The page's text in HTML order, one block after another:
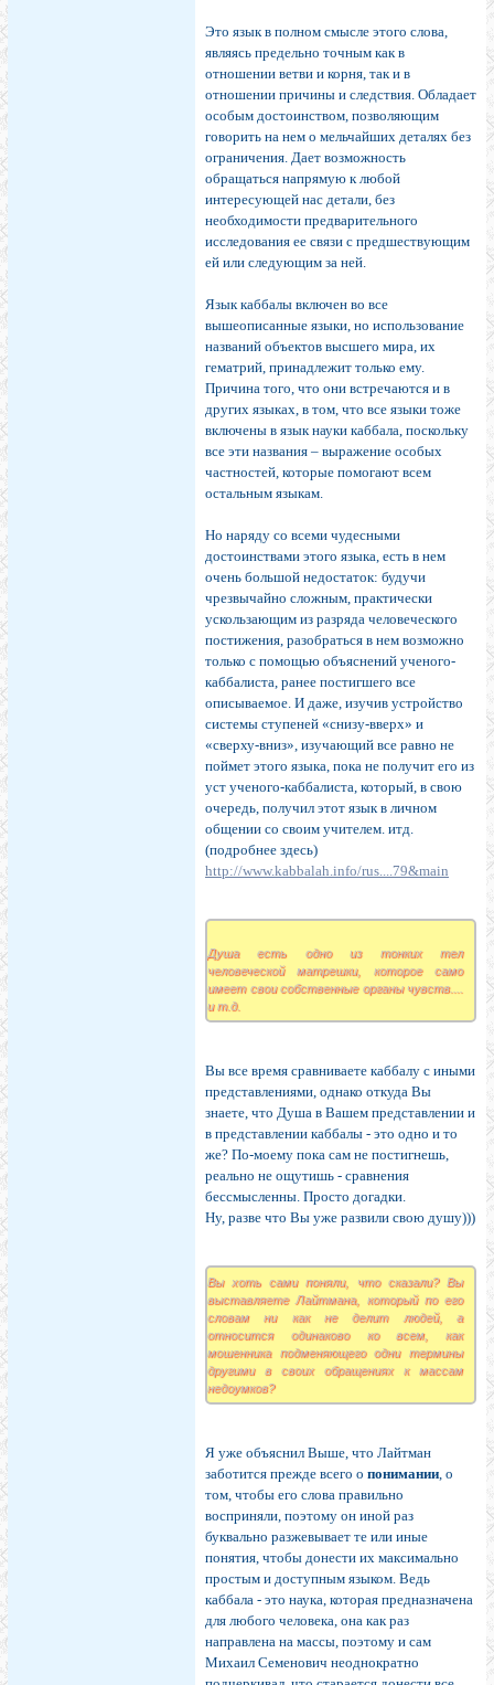
Это язык в полном смысле этого слова,
являясь предельно точным как в
отношении ветви и корня, так и в
отношении причины и следствия. Обладает
особым достоинством, позволяющим
говорить на нем о мельчайших деталях без
ограничения. Дает возможность
обращаться напрямую к любой
интересующей нас детали, без
необходимости предварительного
исследования ее связи с предшествующим
ей или следующим за ней.
Язык каббалы включен во все
вышеописанные языки, но использование
названий объектов высшего мира, их
гематрий, принадлежит только ему.
Причина того, что они встречаются и в
других языках, в том, что все языки тоже
включены в язык науки каббала, поскольку
все эти названия – выражение особых
частностей, которые помогают всем
остальным языкам.
Но наряду со всеми чудесными
достоинствами этого языка, есть в нем
очень большой недостаток: будучи
чрезвычайно сложным, практически
ускользающим из разряда человеческого
постижения, разобраться в нем возможно
только с помощью объяснений ученого-
каббалиста, ранее постигшего все
описываемое. И даже, изучив устройство
системы ступеней «снизу-вверх» и
«сверху-вниз», изучающий все равно не
поймет этого языка, пока не получит его из
уст ученого-каббалиста, который, в свою
очередь, получил этот язык в личном
общении со своим учителем. итд.
(подробнее здесь)
http://www.kabbalah.info/rus....79&main
Душа есть одно из тонких тел
человеческой матрешки, которое само
имеет свои собственные органы чувств....
и т.д.
Вы все время сравниваете каббалу с иными
представлениями, однако откуда Вы
знаете, что Душа в Вашем представлении и
в представлении каббалы - это одно и то
же? По-моему пока сам не постигнешь,
реально не ощутишь - сравнения
бессмысленны. Просто догадки.
Ну, разве что Вы уже развили свою душу)))
Вы хоть сами поняли, что сказали? Вы
выставляете Лайтмана, который по его
словам ни как не делит людей, а
относится одинаково ко всем, как
мошенника подменяющего одни термины
другими в своих обращениях к массам
недоумков?
Я уже объяснил Выше, что Лайтман
заботится прежде всего о понимании, о
том, чтобы его слова правильно
восприняли, поэтому он иной раз
буквально разжевывает те или иные
понятия, чтобы донести их максимально
простым и доступным языком. Ведь
каббала - это наука, которая предназначена
для любого человека, она как раз
направлена на массы, поэтому и сам
Михаил Семенович неоднократно